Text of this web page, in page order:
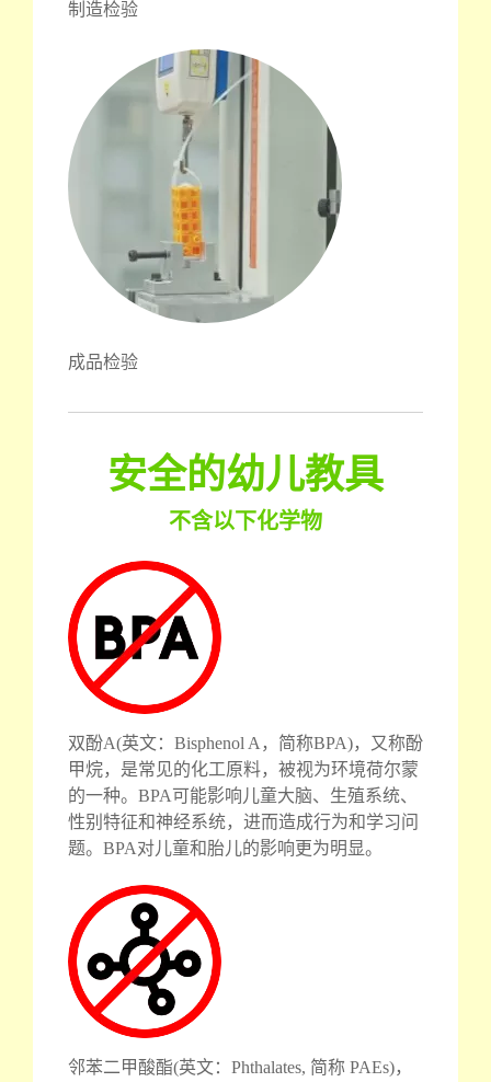
制造检验
成品检验
安全的幼儿教具
不含以下化学物
双酚A(英文：Bisphenol A，简称BPA)，又称酚
甲烷，是常见的化工原料，被视为环境荷尔蒙
的一种。BPA可能影响儿童大脑、生殖系统、
性别特征和神经系统，进而造成行为和学习问
题。BPA对儿童和胎儿的影响更为明显。
邻苯二甲酸酯(英文：Phthalates, 简称 PAEs)，